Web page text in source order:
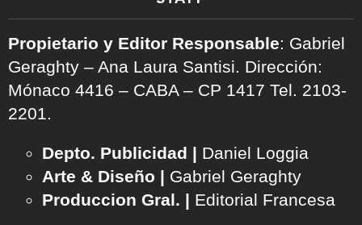
Propietario y Editor Responsable: Gabriel
Geraghty – Ana Laura Santisi. Dirección:
Mónaco 4416 – CABA – CP 1417 Tel. 2103-
2201.
Depto. Publicidad | Daniel Loggia
Arte & Diseño | Gabriel Geraghty
Produccion Gral. | Editorial Francesa